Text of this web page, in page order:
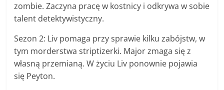
zombie. Zaczyna pracę w kostnicy i odkrywa w sobie
talent detektywistyczny.
Sezon 2: Liv pomaga przy sprawie kilku zabójstw, w
tym morderstwa striptizerki. Major zmaga się z
własną przemianą. W życiu Liv ponownie pojawia
się Peyton.